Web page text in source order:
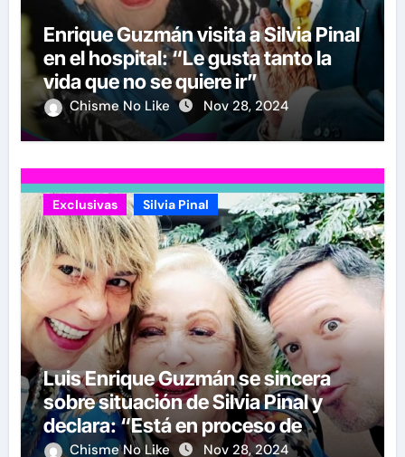
Enrique Guzmán visita a Silvia Pinal
en el hospital: “Le gusta tanto la
vida que no se quiere ir”
Chisme No Like Nov 28, 2024
Exclusivas Silvia Pinal
Luis Enrique Guzmán se sincera
sobre situación de Silvia Pinal y
declara: “Está en proceso de
partir”
Chisme No Like Nov 28, 2024